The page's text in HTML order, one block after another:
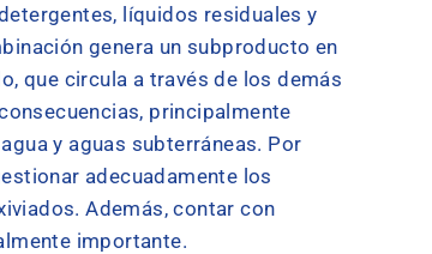
líquidos residuales y
genera un subproducto en
que circula a través de los demás
principalmente
y aguas subterráneas. Por
adecuadamente los
Además, contar con
importante.